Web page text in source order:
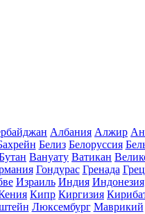
Албания Алжир
Белиз Белоруссия
Вануату Ватикан
Гондурас Гренада
Израиль Индия Индонезия
Кипр Киргизия
Люксембург Маврикий